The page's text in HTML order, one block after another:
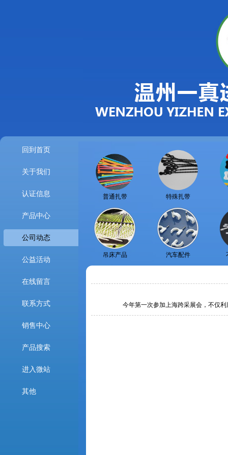
回到首页
关于我们
认证信息
产品中心
公司动态
公益活动
在线留言
联系方式
销售中心
产品搜索
进入微站
其他
普通扎带 特殊扎带
吊床产品 汽车配件
今年第一次参加上海跨采展会，不仅